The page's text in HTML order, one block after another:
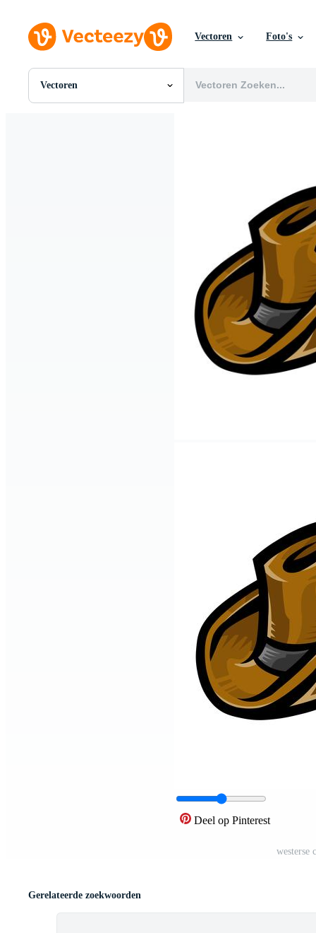
Vectoren Foto's
Vectoren
Alle Afbeeldingen
Deel op Pinterest
westerse
Gerelateerde zoekwoorden